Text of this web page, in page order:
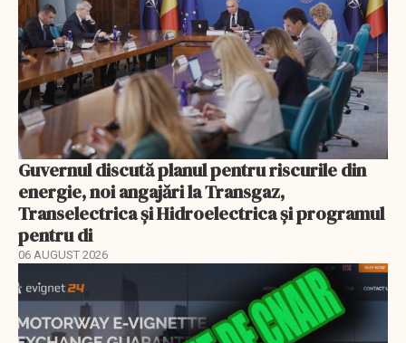
Guvernul discută planul pentru riscurile din
energie, noi angajări la Transgaz,
Transelectrica și Hidroelectrica și programul
pentru di
06 AUGUST 2026